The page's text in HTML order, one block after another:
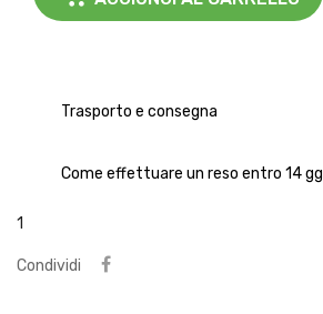
Trasporto e consegna
Come effettuare un reso entro 14 gg
1
Condividi